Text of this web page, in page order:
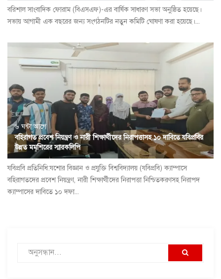
বরিশাল সাংবাদিক ফোরাম (বিএসএফ)-এর বার্ষিক সাধারণ সভা অনুষ্ঠিত হয়েছে।
সভায় আগামী এক বছরের জন্য সংগঠনটির নতুন কমিটি ঘোষণা করা হয়েছে।...
৬ ঘন্টা আগে
বহিরাগত প্রবেশ নিয়ন্ত্রণ ও নারী শিক্ষার্থীদের নিরাপত্তাসহ ১০ দাবিতে যবিপ্রবির
উন্নত মমশিরের স্মারকলিপি
যবিপ্রবি প্রতিনিধি:যশোর বিজ্ঞান ও প্রযুক্তি বিশ্ববিদ্যালয় (যবিপ্রবি) ক্যাম্পাসে
বহিরাগতদের প্রবেশ নিয়ন্ত্রণ, নারী শিক্ষার্থীদের নিরাপত্তা নিশ্চিতকরণসহ নিরাপদ
ক্যাম্পাসের দাবিতে ১০ দফা...